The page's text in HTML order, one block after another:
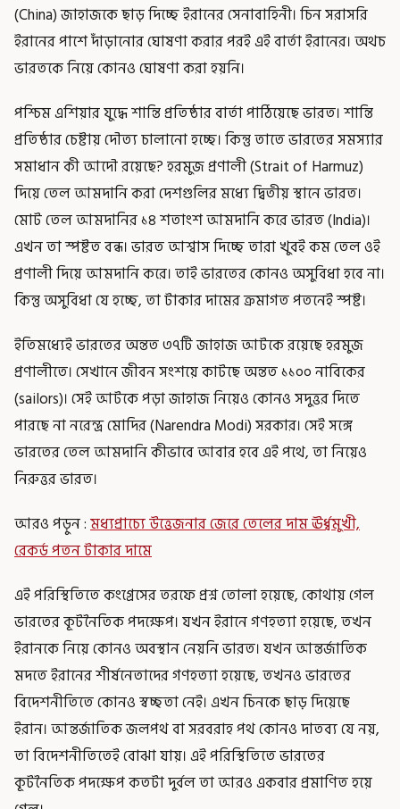
(China) জাহাজকে ছাড় দিচ্ছে ইরানের সেনাবাহিনী। চিন সরাসরি
ইরানের পাশে দাঁড়ানোর ঘোষণা করার পরই এই বার্তা ইরানের। অথচ
ভারতকে নিয়ে কোনও ঘোষণা করা হয়নি।
পশ্চিম এশিয়ার যুদ্ধে শান্তি প্রতিষ্ঠার বার্তা পাঠিয়েছে ভারত। শান্তি
প্রতিষ্ঠার চেষ্টায় দৌত্য চালানো হচ্ছে। কিন্তু তাতে ভারতের সমস্যার
সমাধান কী আদৌ রয়েছে? হরমুজ প্রণালী (Strait of Harmuz)
দিয়ে তেল আমদানি করা দেশগুলির মধ্যে দ্বিতীয় স্থানে ভারত।
মোট তেল আমদানির ১৪ শতাংশ আমদানি করে ভারত (India)।
এখন তা স্পষ্টত বন্ধ। ভারত আশ্বাস দিচ্ছে তারা খুবই কম তেল ওই
প্রণালী দিয়ে আমদানি করে। তাই ভারতের কোনও অসুবিধা হবে না।
কিন্তু অসুবিধা যে হচ্ছে, তা টাকার দামের ক্রমাগত পতনেই স্পষ্ট।
ইতিমধ্যেই ভারতের অন্তত ৩৭টি জাহাজ আটকে রয়েছে হরমুজ
প্রণালীতে। সেখানে জীবন সংশয়ে কাটছে অন্তত ১১০০ নাবিকের
(sailors)। সেই আটকে পড়া জাহাজ নিয়েও কোনও সদুত্তর দিতে
পারছে না নরেন্দ্র মোদির (Narendra Modi) সরকার। সেই সঙ্গে
ভারতের তেল আমদানি কীভাবে আবার হবে এই পথে, তা নিয়েও
নিরুত্তর ভারত।
আরও পড়ুন :মধ্যপ্রাচ্যে উত্তেজনার জেরে তেলের দাম ঊর্ধ্বমুখী,
রেকর্ড পতন টাকার দামে
এই পরিস্থিতিতে কংগ্রেসের তরফে প্রশ্ন তোলা হয়েছে, কোথায় গেল
ভারতের কূটনৈতিক পদক্ষেপ। যখন ইরানে গণহত্যা হয়েছে, তখন
ইরানকে নিয়ে কোনও অবস্থান নেয়নি ভারত। যখন আন্তর্জাতিক
মদতে ইরানের শীর্ষনেতাদের গণহত্যা হয়েছে, তখনও ভারতের
বিদেশনীতিতে কোনও স্বচ্ছতা নেই। এখন চিনকে ছাড় দিয়েছে
ইরান। আন্তর্জাতিক জলপথ বা সরবরাহ পথ কোনও দাতব্য যে নয়,
তা বিদেশনীতিতেই বোঝা যায়। এই পরিস্থিতিতে ভারতের
কূটনৈতিক পদক্ষেপ কতটা দুর্বল তা আরও একবার প্রমাণিত হয়ে